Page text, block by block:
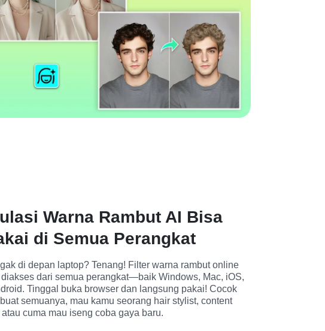
Warna Rambut AI Bisa
di Semua Perangkat
di depan laptop? Tenang! Filter warna rambut online
dari semua perangkat—baik Windows, Mac, iOS,
Tinggal buka browser dan langsung pakai! Cocok
semuanya, mau kamu seorang hair stylist, content
atau cuma mau iseng coba gaya baru.